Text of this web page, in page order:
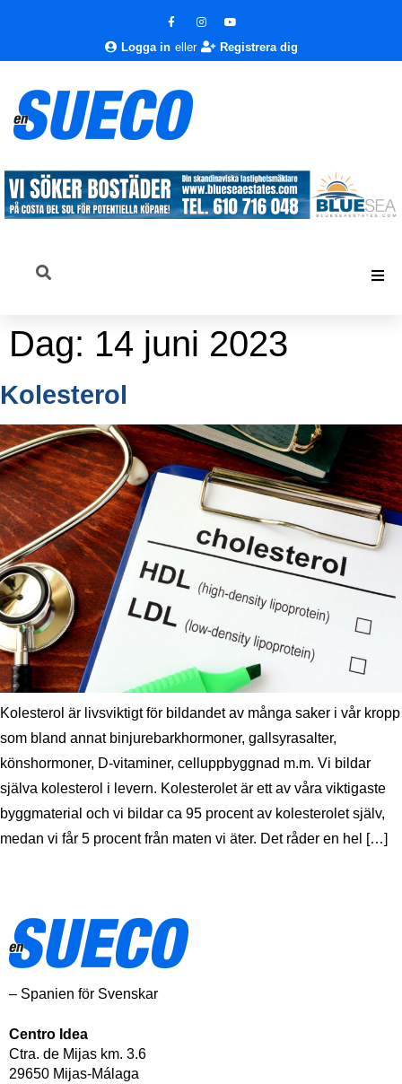
Logga in eller Registrera dig
Dag: 14 juni 2023
Kolesterol
Kolesterol är livsviktigt för bildandet av många saker i vår kropp
som bland annat binjurebarkhormoner, gallsyrasalter,
könshormoner, D-vitaminer, celluppbyggnad m.m. Vi bildar
själva kolesterol i levern. Kolesterolet är ett av våra viktigaste
byggmaterial och vi bildar ca 95 procent av kolesterolet själv,
medan vi får 5 procent från maten vi äter. Det råder en hel […]
– Spanien för Svenskar
Centro Idea
Ctra. de Mijas km. 3.6
29650 Mijas-Málaga